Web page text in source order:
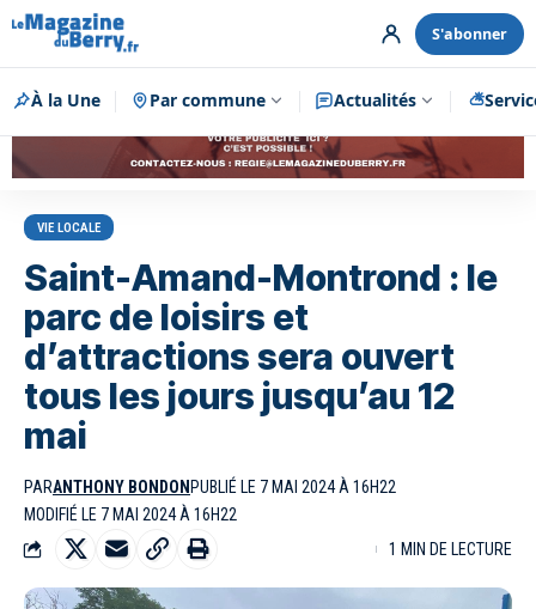
S'abonner
À la Une Par commune Actualités
Publicité
VIE LOCALE
Saint-Amand-Montrond : le
parc de loisirs et
d’attractions sera ouvert
tous les jours jusqu’au 12
mai
PARANTHONY BONDON PUBLIÉ LE 7 MAI 2024 À 16H22
MODIFIÉ LE 7 MAI 2024 À 16H22
1 MIN DE LECTURE